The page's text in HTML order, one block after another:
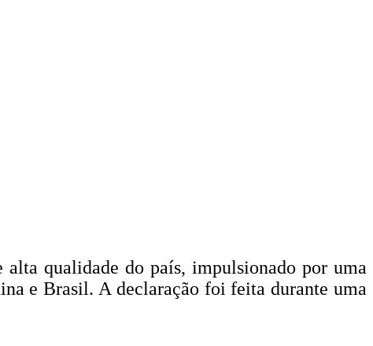
qualidade do país, impulsionado por uma
e Brasil. A declaração foi feita durante uma